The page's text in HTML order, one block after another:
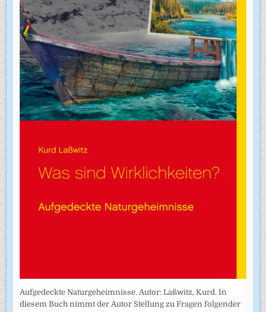
Aufgedeckte Naturgeheimnisse. Autor: Laßwitz, Kurd. In
diesem Buch nimmt der Autor Stellung zu Fragen folgender